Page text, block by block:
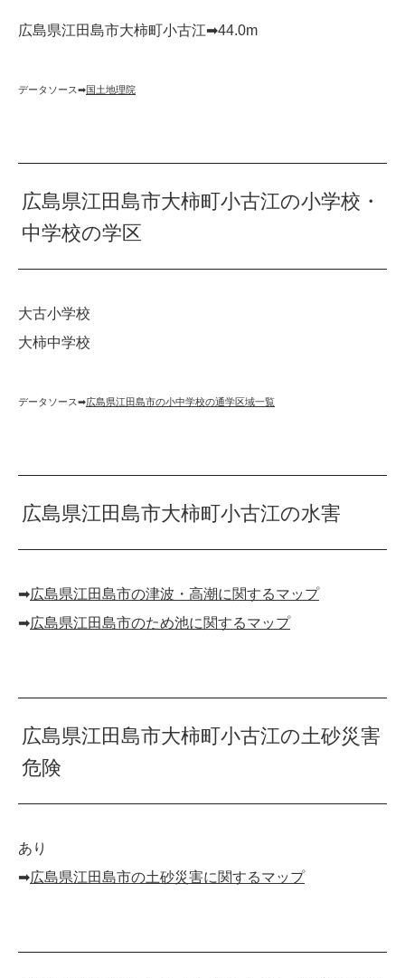
広島県江田島市大柿町小古江➡︎44.0m
データソース➡︎国土地理院
広島県江田島市大柿町小古江の小学校・
中学校の学区
大古小学校
大柿中学校
データソース➡︎広島県江田島市の小中学校の通学区域一覧
広島県江田島市大柿町小古江の水害
➡︎広島県江田島市の津波・高潮に関するマップ
➡︎広島県江田島市のため池に関するマップ
広島県江田島市大柿町小古江の土砂災害
危険
あり
➡︎広島県江田島市の土砂災害に関するマップ